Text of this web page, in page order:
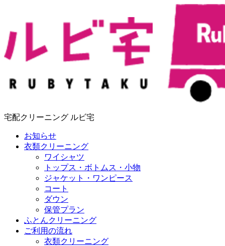
宅配クリーニング ルビ宅
お知らせ
衣類クリーニング
ワイシャツ
トップス・ボトムス・小物
ジャケット・ワンピース
コート
ダウン
保管プラン
ふとんクリーニング
ご利用の流れ
衣類クリーニング